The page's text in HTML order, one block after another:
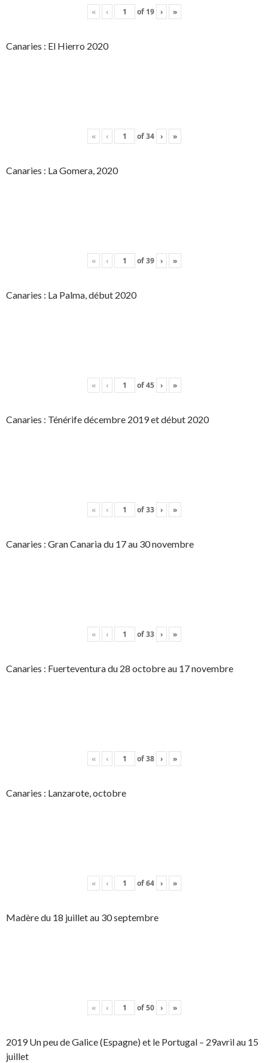
« ‹ of 19 › »
Canaries : El Hierro 2020
« ‹ of34 › »
Canaries : La Gomera, 2020
« ‹ of39 › »
Canaries : La Palma, début 2020
« ‹ of45 › »
Canaries : Ténérife décembre 2019 et début 2020
« ‹ of33 › »
Canaries : Gran Canaria du 17 au 30 novembre
« ‹ of33 › »
Canaries : Fuerteventura du 28 octobre au 17 novembre
« ‹ of38 › »
Canaries : Lanzarote, octobre
« ‹ of64 › »
Madère du 18 juillet au 30 septembre
« ‹ of50 › »
2019 Un peu de Galice (Espagne) et le Portugal – 29avril au 15
juillet